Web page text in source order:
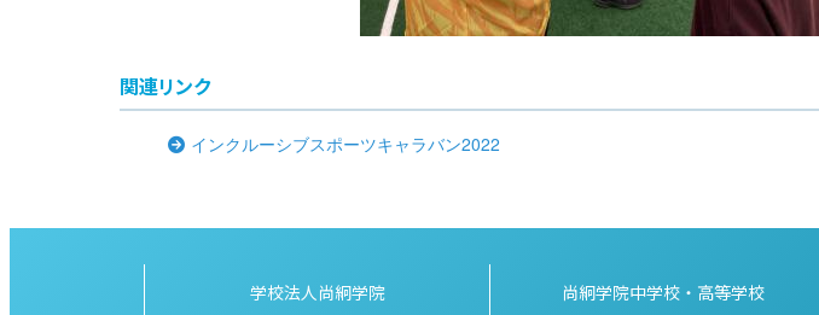
関連リンク
インクルーシブスポーツキャラバン2022
学校法人尚絅学院 尚絅学院中学校・高等学校